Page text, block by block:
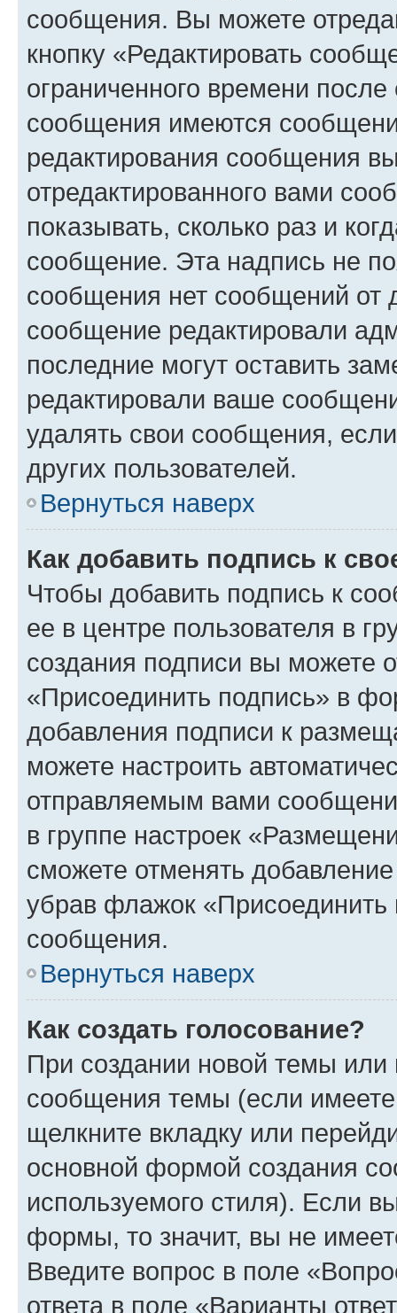
сообщения. Вы можете
кнопку «Редактировать
ограниченного времени
сообщения имеются
редактирования сообщения
отредактированного вами
показывать, сколько раз и
сообщение. Эта надпись не
сообщения нет сообщений от
сообщение редактировали
последние могут оставить
редактировали ваше
удалять свои сообщения,
других пользователей.
Вернуться наверх
Как добавить подпись к
Чтобы добавить подпись к
ее в центре пользователя в
создания подписи вы можете
«Присоединить подпись» в
добавления подписи к
можете настроить
отправляемым вами
в группе настроек
сможете отменять
убрав флажок
сообщения.
Вернуться наверх
Как создать голосование?
При создании новой темы или
сообщения темы (если
щелкните вкладку или
основной формой создания
используемого стиля). Если
формы, то значит, вы не
Введите вопрос в поле
ответа в поле «Варианты